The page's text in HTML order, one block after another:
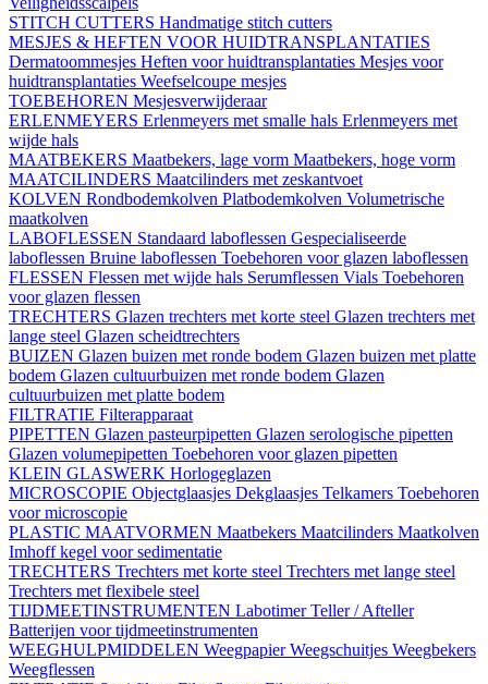
STITCH CUTTERS Handmatige stitch cutters
MESJES & HEFTEN VOOR HUIDTRANSPLANTATIES
Dermatoommesjes Heften voor huidtransplantaties Mesjes voor
huidtransplantaties Weefselcoupe mesjes
TOEBEHOREN Mesjesverwijderaar
ERLENMEYERS Erlenmeyers met smalle hals Erlenmeyers met
wijde hals
MAATBEKERS Maatbekers, lage vorm Maatbekers, hoge vorm
MAATCILINDERS Maatcilinders met zeskantvoet
KOLVEN Rondbodemkolven Platbodemkolven Volumetrische
maatkolven
LABOFLESSEN Standaard laboflessen Gespecialiseerde
laboflessen Bruine laboflessen Toebehoren voor glazen laboflessen
FLESSEN Flessen met wijde hals Serumflessen Vials Toebehoren
voor glazen flessen
TRECHTERS Glazen trechters met korte steel Glazen trechters met
lange steel Glazen scheidtrechters
BUIZEN Glazen buizen met ronde bodem Glazen buizen met platte
bodem Glazen cultuurbuizen met ronde bodem Glazen
cultuurbuizen met platte bodem
FILTRATIE Filterapparaat
PIPETTEN Glazen pasteurpipetten Glazen serologische pipetten
Glazen volumepipetten Toebehoren voor glazen pipetten
KLEIN GLASWERK Horlogeglazen
MICROSCOPIE Objectglaasjes Dekglaasjes Telkamers Toebehoren
voor microscopie
PLASTIC MAATVORMEN Maatbekers Maatcilinders Maatkolven
Imhoff kegel voor sedimentatie
TRECHTERS Trechters met korte steel Trechters met lange steel
Trechters met flexibele steel
TIJDMEETINSTRUMENTEN LabotimerTeller / Afteller
Batterijen voor tijdmeetinstrumenten
WEEGHULPMIDDELEN WeegpapierWeegschuitjes Weegbekers
Weegflessen